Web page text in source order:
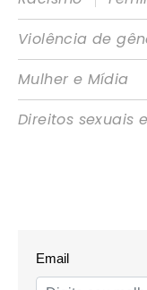
Violência de
Mulher e Mídia
Direitos sexuais